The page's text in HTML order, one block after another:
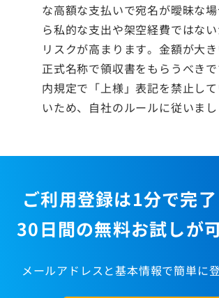
な高額な支払いで宛名が曖昧な
ら私的な支出や架空経費ではな
リスクが高まります。金額が大
正式名称で領収書をもらうべき
内規定で「上様」表記を禁止し
いため、自社のルールに従いまし
ご利用登録は1分で完
30日間の無料お試しが
メールアドレスと基本情報で簡単に